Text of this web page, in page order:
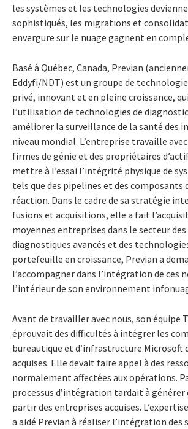
les systèmes et les technologies
sophistiqués, les migrations et
envergure sur le nuage gagnent en
Basé à Québec, Canada, Previan
Eddyfi/NDT) est un groupe de
privé, innovant et en pleine croissance,
l’utilisation de technologies de
améliorer la surveillance de la santé des
niveau mondial. L’entreprise travaille
firmes de génie et des propriétaires
mettre à l’essai l’intégrité physique de
tels que des pipelines et des composants
réaction. Dans le cadre de sa stratégie
fusions et acquisitions, elle a fait
moyennes entreprises dans le secteur
diagnostiques avancés et des
portefeuille en croissance, Previan a
l’accompagner dans l’intégration de ces
l’intérieur de son environnement
Avant de travailler avec nous, son équipe
éprouvait des difficultés à intégrer les
bureautique et d’infrastructure Microsoft
acquises. Elle devait faire appel à des
normalement affectées aux opérations.
processus d’intégration tardait à générer
partir des entreprises acquises.
a aidé Previan à réaliser l’intégration des